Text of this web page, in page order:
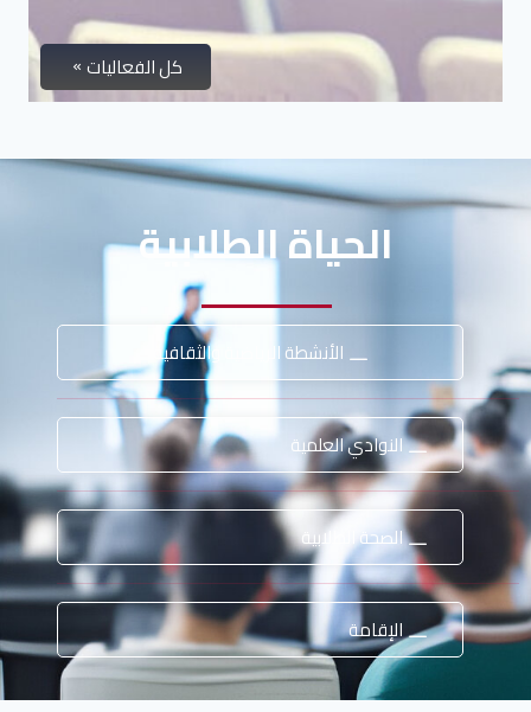
كل الفعاليات
الحياة الطلابية
الأنشطة الرياضية والثقافية
النوادي العلمية
الصحة الطلابية
الإقامة